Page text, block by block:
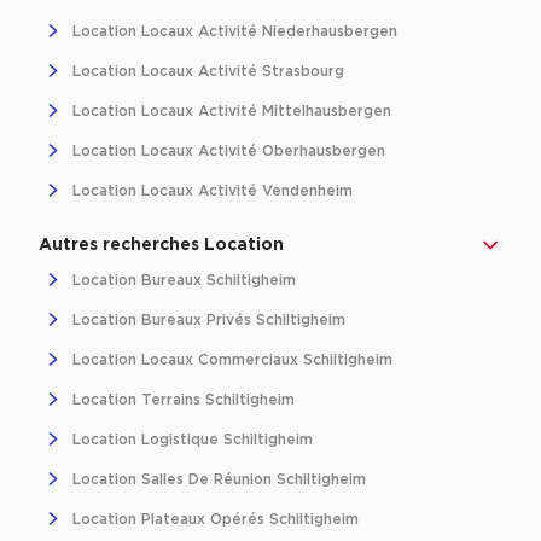
Location Locaux Activité Niederhausbergen
Location Locaux Activité Strasbourg
Location Locaux Activité Mittelhausbergen
Location Locaux Activité Oberhausbergen
Location Locaux Activité Vendenheim
Autres recherches Location
Location Bureaux Schiltigheim
Location Bureaux Privés Schiltigheim
Location Locaux Commerciaux Schiltigheim
Location Terrains Schiltigheim
Location Logistique Schiltigheim
Location Salles De Réunion Schiltigheim
Location Plateaux Opérés Schiltigheim